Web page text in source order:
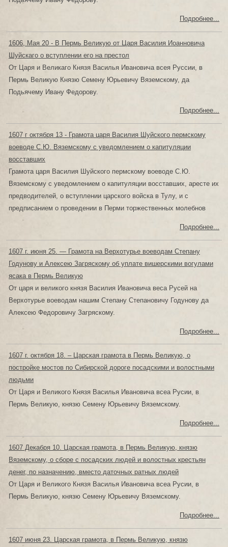
Подробнее...
1606, Мая 20 - В Пермь Великую от Царя Василия Иоанновича
Шуйскаго о вступлении его на престол
От Царя и Великаго Князя Василья Ивановича всея Руссии, в
Пермь Великую Князю Семену Юрьевичу Вяземскому, да
Подьячему Ивану Федорову.
Подробнее...
1607 г октября 13 - Грамота царя Василия Шуйского пермскому
воеводе С.Ю. Вяземскому с уведомлением о капитуляции
восставших
Грамота царя Василия Шуйского пермскому воеводе С.Ю.
Вяземскому с уведомлением о капитуляции восставших, аресте их
предводителей, о вступлении царского войска в Тулу, и с
предписанием о проведении в Перми торжественных молебнов
Подробнее...
1607 г. июня 25. — Грамота на Верхотурье воеводам Степану
Годунову и Алексею Загряскому об уплате вишерскими вогулами
ясака в Пермь Великую
От царя и великого князя Василия Ивановича веса Русей на
Верхотурье воеводам нашим Степану Степановичу Годунову да
Алексею Федоровичу Загряскому.
Подробнее...
1607 г. октября 18. – Царская грамота в Пермь Великую, о
постройке мостов по Сибирской дороге посадскими и волостными
людьми
От Царя и Великого Князя Василья Ивановича всеа Русии, в
Пермь Великую, князю Семену Юрьевичу Вяземскому.
Подробнее...
1607 Декабря 10. Царская грамота, в Пермь Великую, князю
Вяземскому, о сборе с посадских людей и волостных крестьян
денег, по назначению, вместо даточных ратных людей
От Царя и Великого Князя Василья Ивановича всеа Русии, в
Пермь Великую, князю Семену Юрьевичу Вяземскому.
Подробнее...
1607 июня 23. Царская грамота, в Пермь Великую, князю